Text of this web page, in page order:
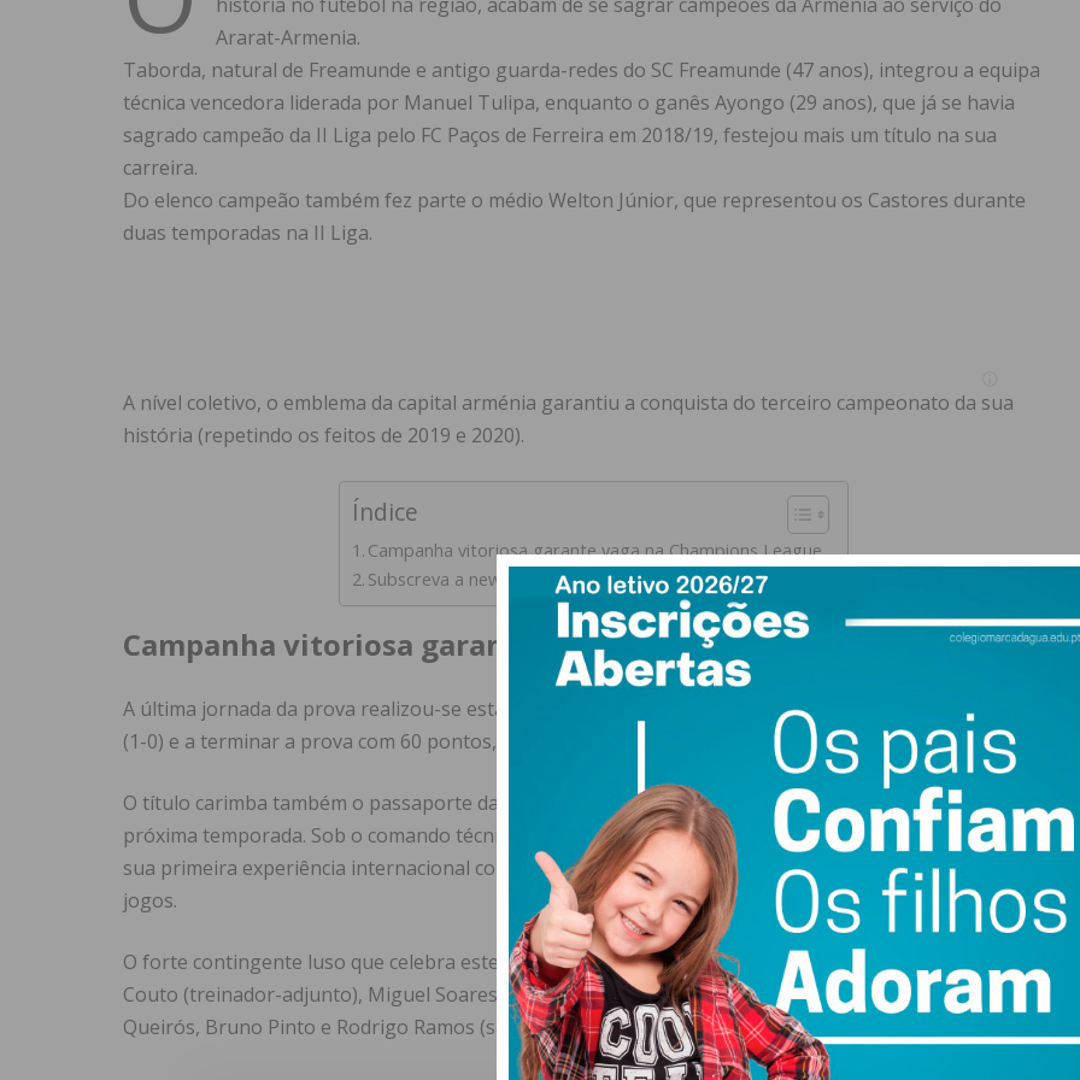
história no futebol na região, acabam de se sagrar campeões da Arménia ao serviço do
Ararat-Armenia.
Taborda, natural de Freamunde e antigo guarda-redes do SC Freamunde (47 anos), integrou a equipa
técnica vencedora liderada por Manuel Tulipa, enquanto o ganês Ayongo (29 anos), que já se havia
sagrado campeão da II Liga pelo FC Paços de Ferreira em 2018/19, festejou mais um título na sua
carreira.
Do elenco campeão também fez parte o médio Welton Júnior, que representou os Castores durante
duas temporadas na II Liga.
A nível coletivo, o emblema da capital arménia garantiu a conquista do terceiro campeonato da sua
história (repetindo os feitos de 2019 e 2020).
Índice
Campanha vitoriosa garante vaga na Champions League
Subscreva a newsletter do Imediato
Campanha vitoriosa garante vaga na Champions League
A última jornada da prova realizou-se esta quarta-feira, com o Ararat-Armenia a vencer o Gandzasar FC
(1-0) e a terminar a prova com 60 pontos, deixando o FC Noah no segundo lugar com 56.
O título carimba também o passaporte da equipa para as pré-eliminatórias da Liga dos Campeões da
próxima temporada. Sob o comando técnico do português Manuel Tulipa, de 53 anos — que assumiu a
sua primeira experiência internacional como treinador principal —, a equipa somou 19 vitórias em 34
jogos.
O forte contingente luso que celebra este título na Arménia fica completo com os nomes de Gabriel
Couto (treinador-adjunto), Miguel Soares (preparador-físico) e o jogadores Hugo Oliveira, João
Queirós, Bruno Pinto e Rodrigo Ramos (saído em janeiro).